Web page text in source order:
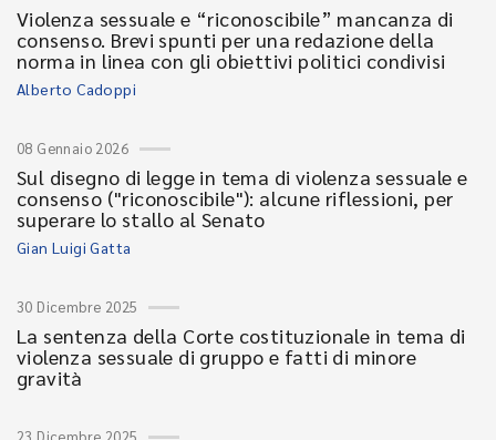
Violenza sessuale e “riconoscibile” mancanza di
consenso. Brevi spunti per una redazione della
norma in linea con gli obiettivi politici condivisi
Alberto Cadoppi
08 Gennaio 2026
Sul disegno di legge in tema di violenza sessuale e
consenso ("riconoscibile"): alcune riflessioni, per
superare lo stallo al Senato
Gian Luigi Gatta
30 Dicembre 2025
La sentenza della Corte costituzionale in tema di
violenza sessuale di gruppo e fatti di minore
gravità
23 Dicembre 2025